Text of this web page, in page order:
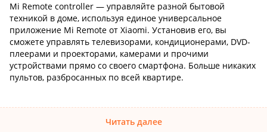
Mi Remote controller — управляйте разной бытовой
техникой в доме, используя единое универсальное
приложение Mi Remote от Xiaomi. Установив его, вы
сможете управлять телевизорами, кондиционерами, DVD-
плеерами и проекторами, камерами и прочими
устройствами прямо со своего смартфона. Больше никаких
пультов, разбросанных по всей квартире.
Читать далее